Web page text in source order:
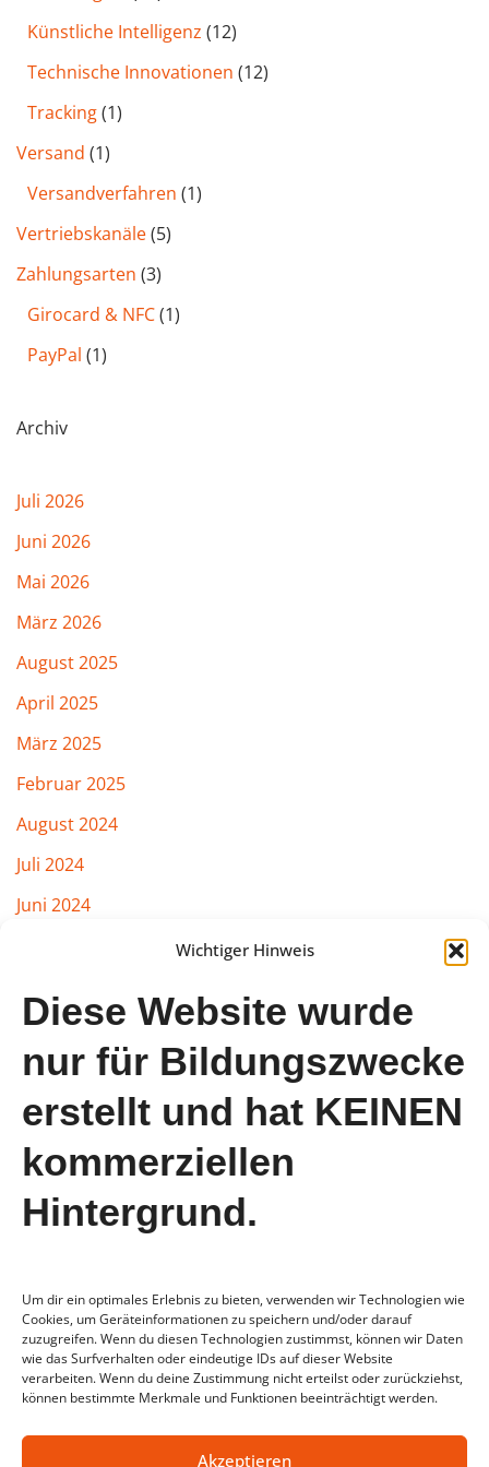
Wichtiger Hinweis
Diese Website wurde
nur für Bildungszwecke
erstellt und hat KEINEN
kommerziellen
Hintergrund.
Um dir ein optimales Erlebnis zu bieten, verwenden wir Technologien wie
Cookies, um Geräteinformationen zu speichern und/oder darauf
zuzugreifen. Wenn du diesen Technologien zustimmst, können wir Daten
wie das Surfverhalten oder eindeutige IDs auf dieser Website
verarbeiten. Wenn du deine Zustimmung nicht erteilst oder zurückziehst,
können bestimmte Merkmale und Funktionen beeinträchtigt werden.
Akzeptieren
Künstliche Intelligenz (12)
Technische Innovationen (12)
Tracking(1)
Versand (1)
Versandverfahren (1)
Vertriebskanäle(5)
Zahlungsarten (3)
Girocard & NFC(1)
PayPal (1)
Archiv
Juli 2026
Juni 2026
Mai 2026
März 2026
August 2025
April 2025
März 2025
Februar 2025
August 2024
Juli 2024
Juni 2024
Januar 2024
August 2023
Juli 2023
Juni 2023
April 2023